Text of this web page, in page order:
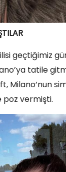
geçtiğimiz
tatile
Milano’nun
poz vermişti.